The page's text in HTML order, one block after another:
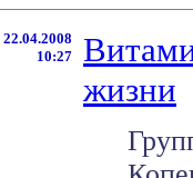
22.04.2008
10:27
жизни